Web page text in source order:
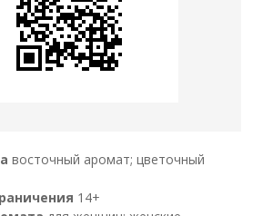
восточный аромат; цветочный
14+